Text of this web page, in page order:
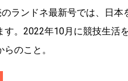
ランドネ最新号では、日本
す。2022年10月に競技生活
のこと。